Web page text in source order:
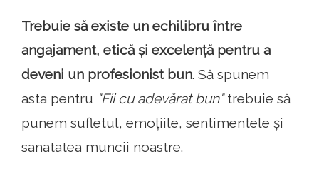
Trebuie să existe un echilibru între
angajament, etică și excelență pentru a
deveni un profesionist bun. Să spunem
asta pentru "Fii cu adevărat bun"trebuie să
punem sufletul, emoțiile, sentimentele și
sanatatea muncii noastre.